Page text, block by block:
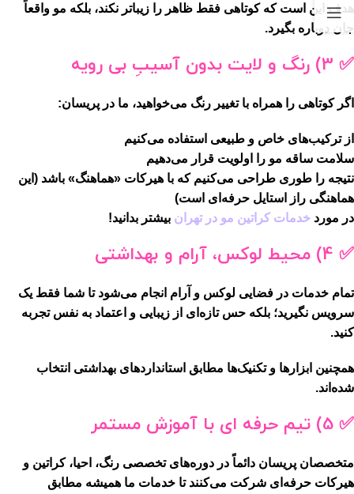
هدف این است که کوتاهی فقط ظاهر را زیباتر نکند، بلکه مو واقعاً
جان دوباره بگیرد.
✅ 3) رنگ و لایت بدون آسیبِ بی رویه
اگر کوتاهی را همراه با تغییر رنگ می‌خواهید، ما در پریسان:
از ترکیب‌های خاص و طبیعی استفاده می‌کنیم
سلامت ساقه مو را اولویت قرار می‌دهیم
نتیجه را طوری طراحی می‌کنیم که با هیرکات «هماهنگ» باشد (این
هماهنگی راز استایل حرفه‌ای است)
در مورد خدمات کراتین مو در تهران بیشتر بدانید!
✅ 4) محیط لوکس، آرام و بهداشتی
تمام خدمات در فضایی لوکس و آرام انجام می‌شود تا شما فقط یک
سرویس نگیرید؛ بلکه حس تازه‌ای از زیبایی و اعتماد به نفس تجربه
کنید.
همچنین ابزارها و تکنیک‌ها مطابق استانداردهای بهداشتی انتخاب
شده‌اند.
✅ 5) تیم حرفه ای با آموزش مستمر
متخصصان پریسان دائماً در دوره‌های تخصصی رنگ، احیا، کراتین و
هیرکات حرفه‌ای شرکت می‌کنند تا خدمات ما همیشه مطابق